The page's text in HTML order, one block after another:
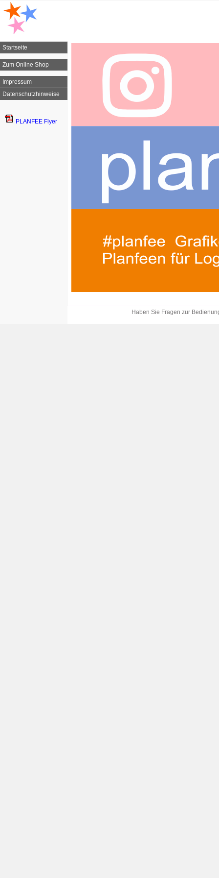
Startseite
Zum Online Shop
Impressum
Datenschutzhinweise
PLANFEE Flyer
Haben Sie Fragen zur